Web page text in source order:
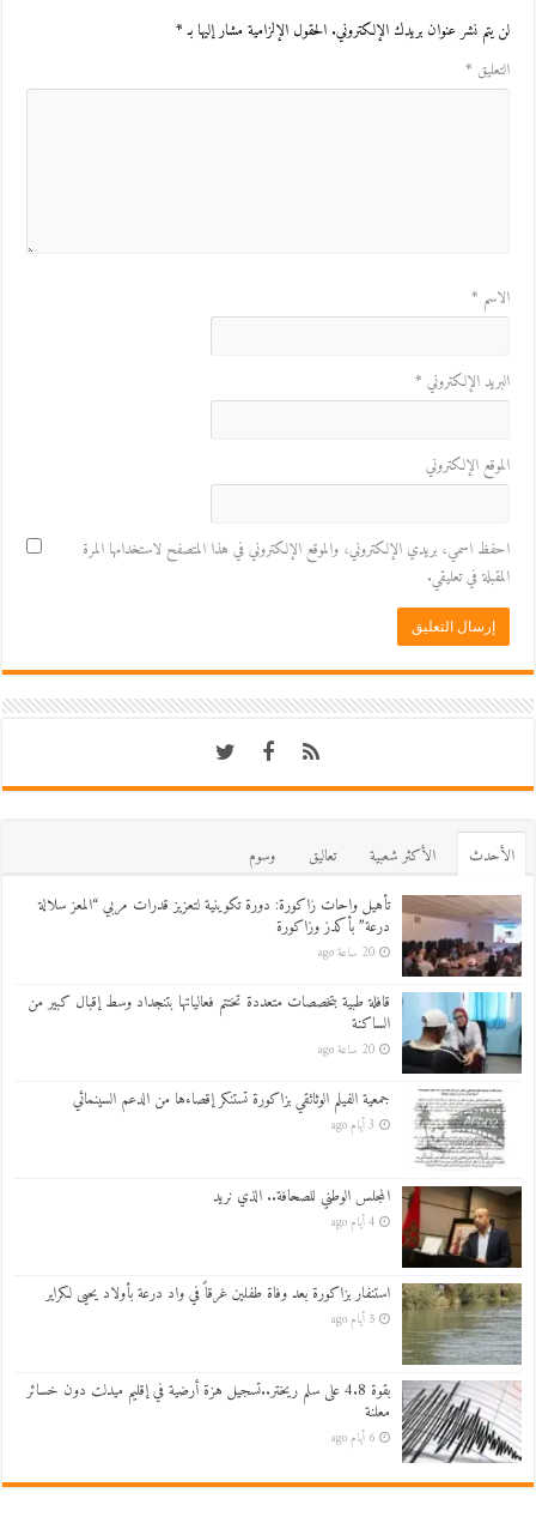
لن يتم نشر عنوان بريدك الإلكتروني. الحقول الإلزامية مشار إليها بـ*
التعليق *
الاسم *
البريد الإلكتروني *
الموقع الإلكتروني
احفظ اسمي، بريدي الإلكتروني، والموقع الإلكتروني في هذا المتصفح لاستخدامها المرة
المقبلة في تعليقي.
اﻷحدث اﻷكثر شعبية تعاليق
وسوم
تأهيل واحات زاكورة: دورة تكوينية لتعزيز قدرات مربي “المعز سلالة
درعة” بأكدز وزاكورة
20 ساعة ago
قافلة طبية بتخصصات متعددة تختتم فعالياتها بتنجداد وسط إقبال كبير من
الساكنة
20 ساعة ago
جمعية الفيلم الوثائقي بزاكورة تستنكر إقصاءها من الدعم السينمائي
3 أيام ago
المجلس الوطني للصحافة.. الذي نريد
4 أيام ago
استنفار بزاكورة بعد وفاة طفلين غرقاً في واد درعة بأولاد يحيى لكراير
5 أيام ago
بقوة 4.8 على سلم ريختر..تسجيل هزة أرضية في إقليم ميدلت دون خسائر
معلنة
6 أيام ago